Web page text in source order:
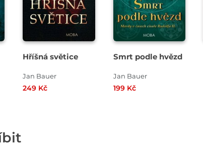
Hříšná světice
Jan Bauer
249 Kč
Smrt podle hvězd
Jan Bauer
199 Kč